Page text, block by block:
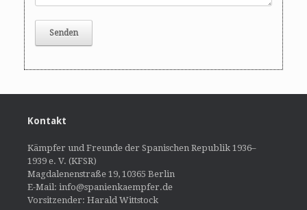
Kontakt
Kämpfer und Freunde der Spanischen Republik 1936–
1939 e. V. (KFSR)
Magdalenenstraße 19, 10365 Berlin
E-Mail: info@spanienkaempfer.de
Vorsitzender: Harald Wittstock